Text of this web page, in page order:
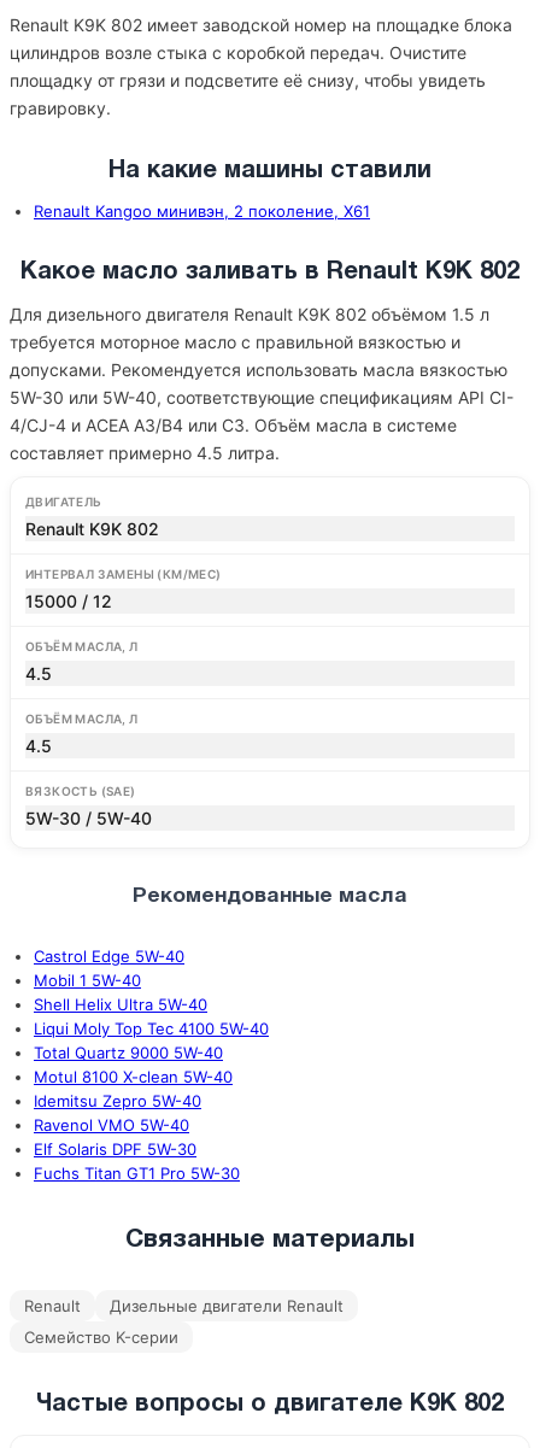
Renault K9K 802 имеет заводской номер на площадке блока
цилиндров возле стыка с коробкой передач. Очистите
площадку от грязи и подсветите её снизу, чтобы увидеть
гравировку.
На какие машины ставили
Renault Kangoo минивэн, 2 поколение, X61
Какое масло заливать в Renault K9K 802
Для дизельного двигателя Renault K9K 802 объёмом 1.5 л
требуется моторное масло с правильной вязкостью и
допусками. Рекомендуется использовать масла вязкостью
5W-30 или 5W-40, соответствующие спецификациям API CI-
4/CJ-4 и ACEA A3/B4 или C3. Объём масла в системе
составляет примерно 4.5 литра.
ДВИГАТЕЛЬ
Renault K9K 802
ИНТЕРВАЛ ЗАМЕНЫ (КМ/МЕС)
15000 / 12
ОБЪЁМ МАСЛА, Л
4.5
ОБЪЁМ МАСЛА, Л
4.5
ВЯЗКОСТЬ (SAE)
5W-30 / 5W-40
Рекомендованные масла
Castrol Edge 5W-40
Mobil 1 5W-40
Shell Helix Ultra 5W-40
Liqui Moly Top Tec 4100 5W-40
Total Quartz 9000 5W-40
Motul 8100 X-clean 5W-40
Idemitsu Zepro 5W-40
Ravenol VMO 5W-40
Elf Solaris DPF 5W-30
Fuchs Titan GT1 Pro 5W-30
Связанные материалы
Renault
Дизельные двигатели Renault
Семейство K-серии
Частые вопросы о двигателе K9K 802